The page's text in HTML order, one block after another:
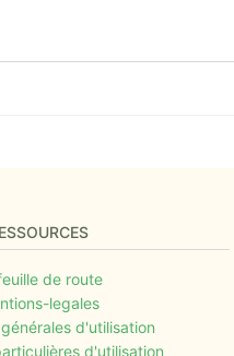
de route
legales
d'utilisation
d'utilisation